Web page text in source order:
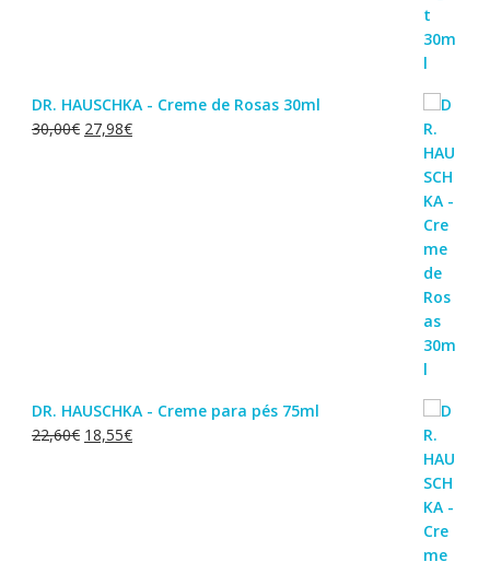
DR. HAUSCHKA - Creme de Rosas 30ml
30,00€ O
27,98€O
DR. HAUSCHKA - Creme para pés 75ml
22,60€ O
18,55€O